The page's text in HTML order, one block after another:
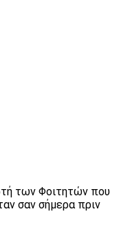
των Φοιτητών που
σαν σήμερα πριν